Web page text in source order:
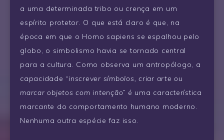
a uma determinada tribo ou crença em um
espírito protetor. O que está claro é que, na
época em que o Homo sapiens se espalhou pelo
globo, o simbolismo havia se tornado central
para a cultura. Como observa um antropólogo, a
capacidade “inscrever símbolos, criar arte ou
marcar objetos com intenção” é uma característica
marcante do comportamento humano moderno.
Nenhuma outra espécie faz isso.